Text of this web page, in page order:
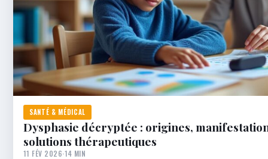
SANTÉ & MÉDICAL
Dysphasie décryptée : origines,
solutions thérapeutiques
11 FÉV 2026·14 MIN